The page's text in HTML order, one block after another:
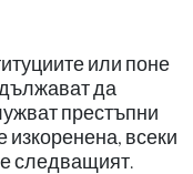
или поне
да
престъпни
изкоренена, всеки
следващият.